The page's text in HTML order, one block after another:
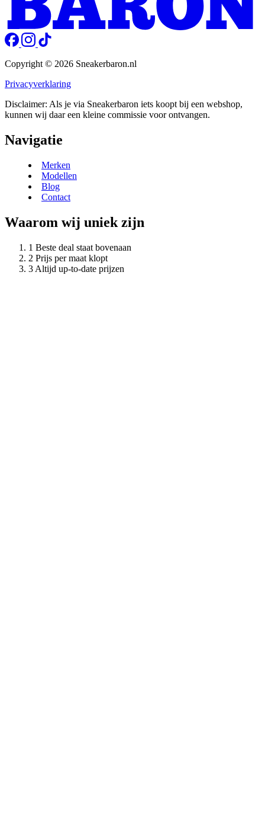
Copyright © 2026 Sneakerbaron.nl
Privacyverklaring
Disclaimer: Als je via Sneakerbaron iets koopt bij een webshop,
kunnen wij daar een kleine commissie voor ontvangen.
Navigatie
Merken
Modellen
Blog
Contact
Waarom wij uniek zijn
Beste deal staat bovenaan
Prijs per maat klopt
Altijd up-to-date prijzen